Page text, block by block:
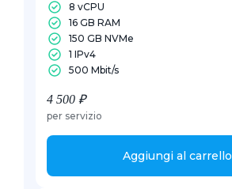
8 vCPU
16 GB RAM
150 GB NVMe
1 IPv4
500 Mbit/s
4 500 ₽
per servizio
Aggiungi al carrello